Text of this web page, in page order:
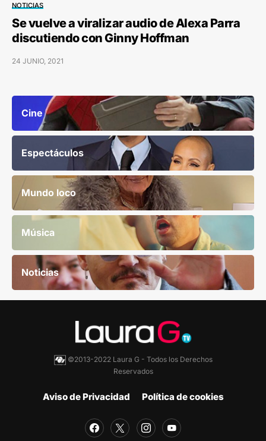
NOTICIAS
Se vuelve a viralizar audio de Alexa Parra
discutiendo con Ginny Hoffman
24 JUNIO, 2021
Cine
Espectáculos
Mundo loco
Música
Noticias
©2013-2022 Laura G - Todos los Derechos
Reservados
Aviso de Privacidad Política de cookies